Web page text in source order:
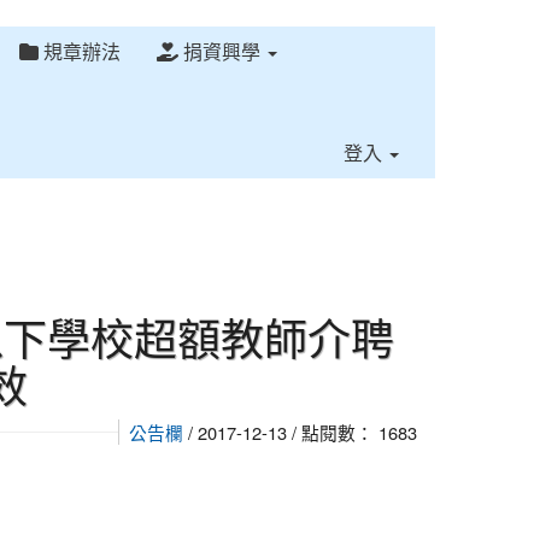
規章辦法 捐資興學
登入
學校超額教師介聘
公告欄 / 2017-12-13 / 點閱數： 1683